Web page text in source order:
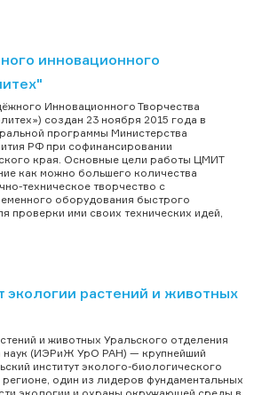
инновационного
Инновационного Творчества
создан 23 ноября 2015 года в
программы Министерства
РФ при софинансировании
края. Основные цели работы ЦМИТ
как можно большего количества
техническое творчество с
оборудования быстрого
проверки ими своих технических идей,
растений и животных
и животных Уральского отделения
наук (ИЭРиЖ УрО РАН) — крупнейший
институт эколого-биологического
один из лидеров фундаментальных